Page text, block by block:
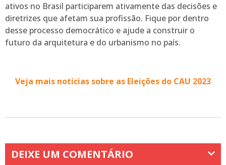
ativos no Brasil participarem ativamente das decisões e
diretrizes que afetam sua profissão. Fique por dentro
desse processo democrático e ajude a construir o
futuro da arquitetura e do urbanismo no país.
Veja mais notícias sobre as Eleições do CAU 2023
DEIXE UM COMENTÁRIO